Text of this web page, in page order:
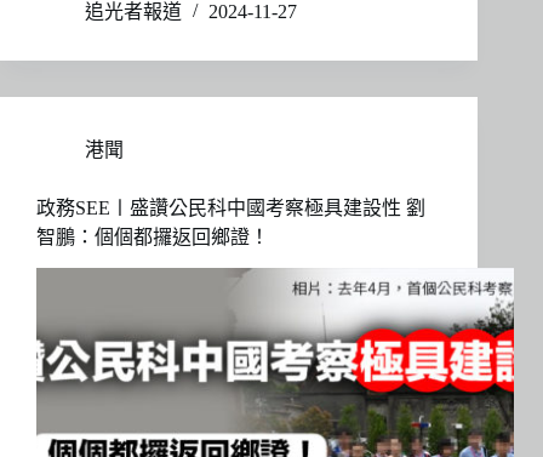
追光者報道
2024-11-27
港聞
政務SEE〡盛讚公民科中國考察極具建設性 劉
智鵬：個個都攞返回鄉證！